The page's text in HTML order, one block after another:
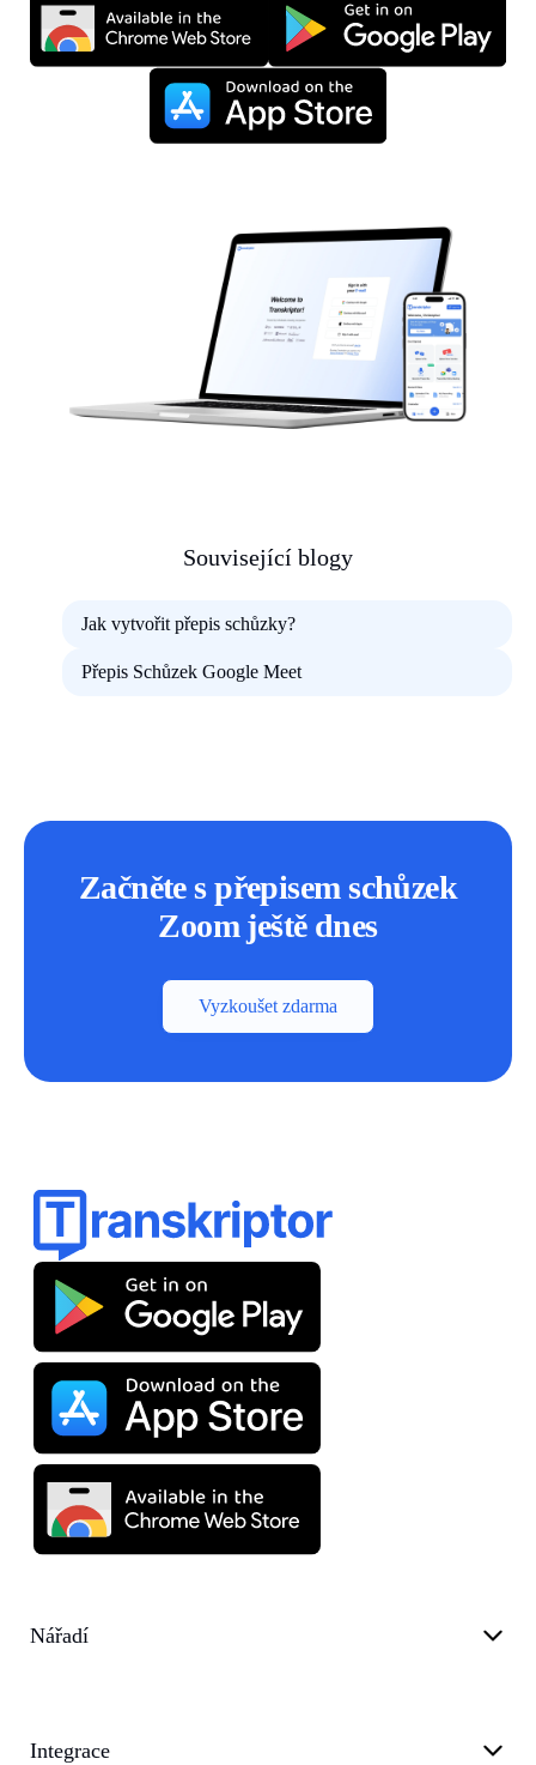
Související blogy
Jak vytvořit přepis schůzky?
Přepis Schůzek Google Meet
Začněte s přepisem schůzek
Zoom ještě dnes
Vyzkoušet zdarma
Nářadí
Integrace